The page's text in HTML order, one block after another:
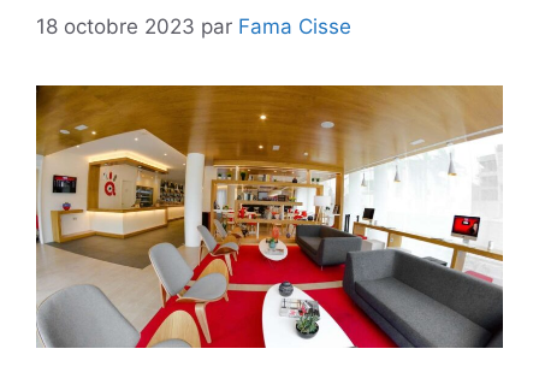
18 octobre 2023 par Fama Cisse